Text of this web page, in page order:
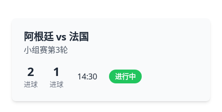
阿根廷 vs 法国
小组赛第3轮
2
进球
1
进球
14:30 进行中